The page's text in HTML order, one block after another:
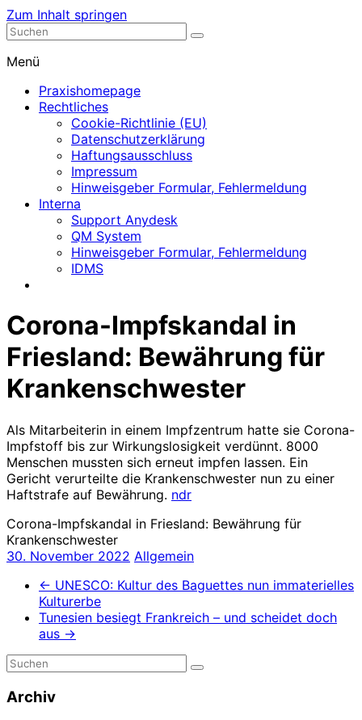
Zum Inhalt springen
Nephrologische Praxis mit Dialyse
Menü
Praxishomepage
Rechtliches
Cookie-Richtlinie (EU)
Datenschutzerklärung
Haftungsausschluss
Impressum
Hinweisgeber Formular, Fehlermeldung
Interna
Support Anydesk
QM System
Hinweisgeber Formular, Fehlermeldung
IDMS
Corona-Impfskandal in
Friesland: Bewährung für
Krankenschwester
Als Mitarbeiterin in einem Impfzentrum hatte sie Corona-
Impfstoff bis zur Wirkungslosigkeit verdünnt. 8000
Menschen mussten sich erneut impfen lassen. Ein
Gericht verurteilte die Krankenschwester nun zu einer
Haftstrafe auf Bewährung. ndr
Corona-Impfskandal in Friesland: Bewährung für
Krankenschwester
30. November 2022 Allgemein
← UNESCO: Kultur des Baguettes nun immaterielles
Kulturerbe
Tunesien besiegt Frankreich – und scheidet doch
aus →
Archiv